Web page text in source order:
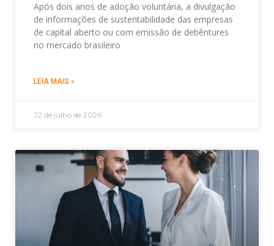
Após dois anos de adoção voluntária, a divulgação
de informações de sustentabilidade das empresas
de capital aberto ou com emissão de debêntures
no mercado brasileiro
LEIA MAIS »
22 de julho de 2026